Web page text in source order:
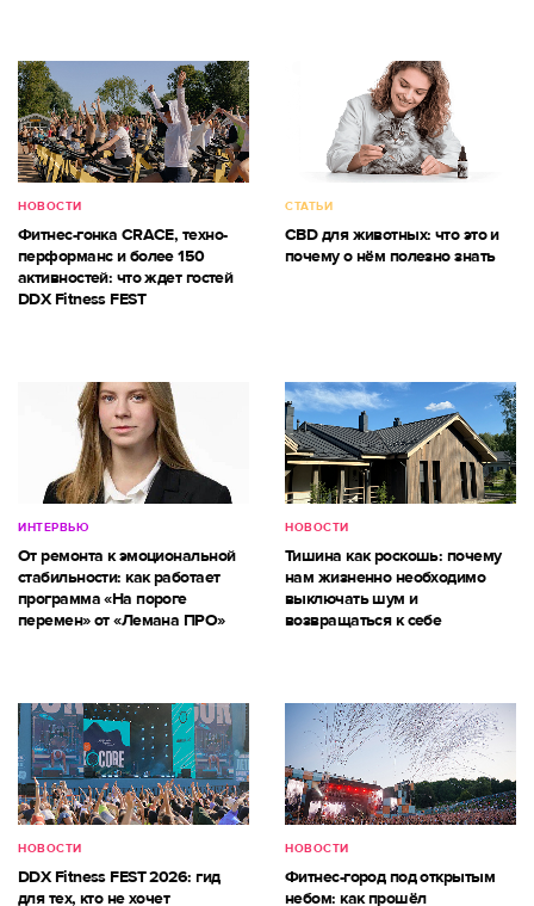
НОВОСТИ
Фитнес-гонка CRACE, техно-
перформанс и более 150
активностей: что ждет гостей
DDX Fitness FEST
СТАТЬИ
CBD для животных: что это и
почему о нём полезно знать
ИНТЕРВЬЮ
От ремонта к эмоциональной
стабильности: как работает
программа «На пороге
перемен» от «Лемана ПРО»
НОВОСТИ
Тишина как роскошь: почему
нам жизненно необходимо
выключать шум и
возвращаться к себе
НОВОСТИ
DDX Fitness FEST 2026: гид
для тех, кто не хочет
НОВОСТИ
Фитнес-город под открытым
небом: как прошёл